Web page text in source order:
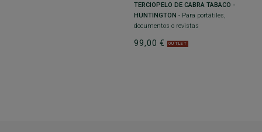
TERCIOPELO DE CABRA TABACO -
HUNTINGTON - Para portátiles,
documentos o revistas
99,00 € OUTLET